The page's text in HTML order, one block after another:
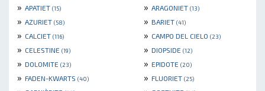
» APATIET (15) » ARAGONIET (13)
» AZURIET (58) » BARIET (41)
» CALCIET (116) » CAMPO DEL CIELO (23)
» CELESTINE (19) » DIOPSIDE (12)
» DOLOMITE (23) » EPIDOTE (20)
» FADEN-KWARTS (40) » FLUORIET (25)